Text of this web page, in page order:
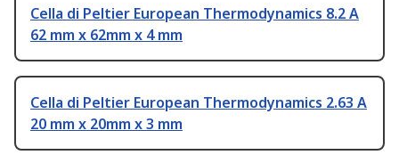
Cella di Peltier European Thermodynamics 8.2 A
62 mm x 62mm x 4 mm
Cella di Peltier European Thermodynamics 2.63 A
20 mm x 20mm x 3 mm